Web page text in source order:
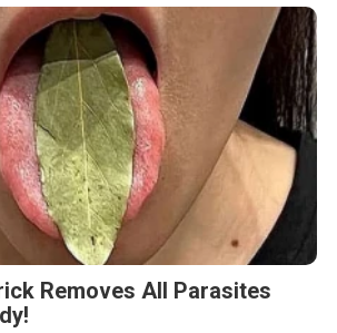
Removes All Parasites